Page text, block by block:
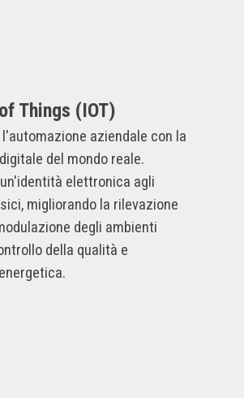
Things (IOT)
aziendale con la
del mondo reale.
elettronica agli
migliorando la rilevazione
degli ambienti
della qualità e